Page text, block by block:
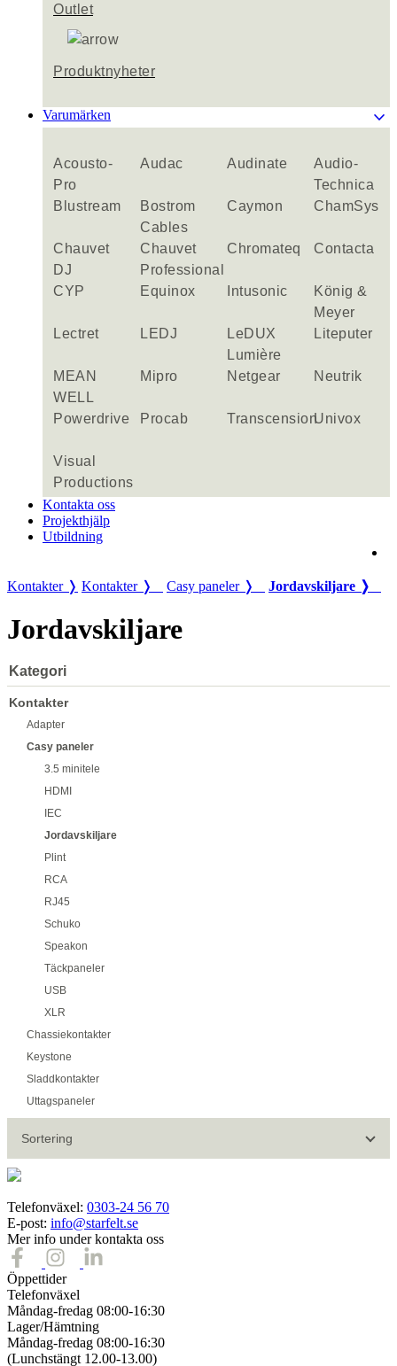
Outlet
Produktnyheter
Varumärken keyboard_arrow_down
Acousto-
Pro
Audac Audinate
Audio-
Technica
Blustream
Bostrom
Cables
Caymon ChamSys
Chauvet
DJ
Chauvet
Professional
Chromateq Contacta
CYP Equinox Intusonic
König &
Meyer
Lectret
LEDJ
LeDUX
Lumière
Liteputer
MEAN
WELL
Mipro Netgear Neutrik
Powerdrive Procab TranscensionUnivox
Visual
Productions
Kontakta oss
Projekthjälp
Utbildning
Kontakter ❭ Kontakter ❭ Casy paneler ❭ Jordavskiljare ❭
Jordavskiljare
Kategori
Kontakter
Adapter
Casy paneler
3.5 minitele
HDMI
IEC
Jordavskiljare
Plint
RCA
RJ45
Schuko
Speakon
Täckpaneler
USB
XLR
Chassiekontakter
Keystone
Sladdkontakter
Uttagspaneler
Sortering
Telefonväxel: 0303-24 56 70
E-post: info@starfelt.se
Mer info under kontakta oss
Öppettider
Telefonväxel
Måndag-fredag 08:00-16:30
Lager/Hämtning
Måndag-fredag 08:00-16:30
(Lunchstängt 12.00-13.00)